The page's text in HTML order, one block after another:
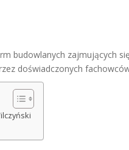
budowlanych zajmujących
doświadczonych